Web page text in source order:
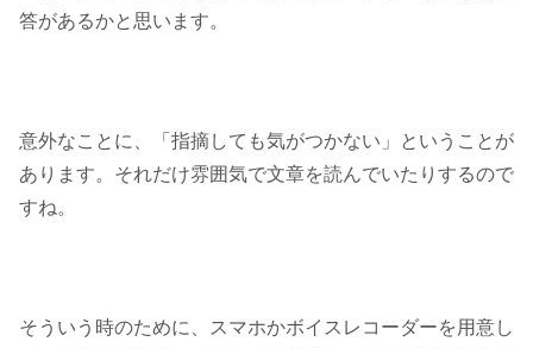
答があるかと思います。
意外なことに、「指摘しても気がつかない」ということが
あります。それだけ雰囲気で文章を読んでいたりするので
すね。
そういう時のために、スマホかボイスレコーダーを用意し